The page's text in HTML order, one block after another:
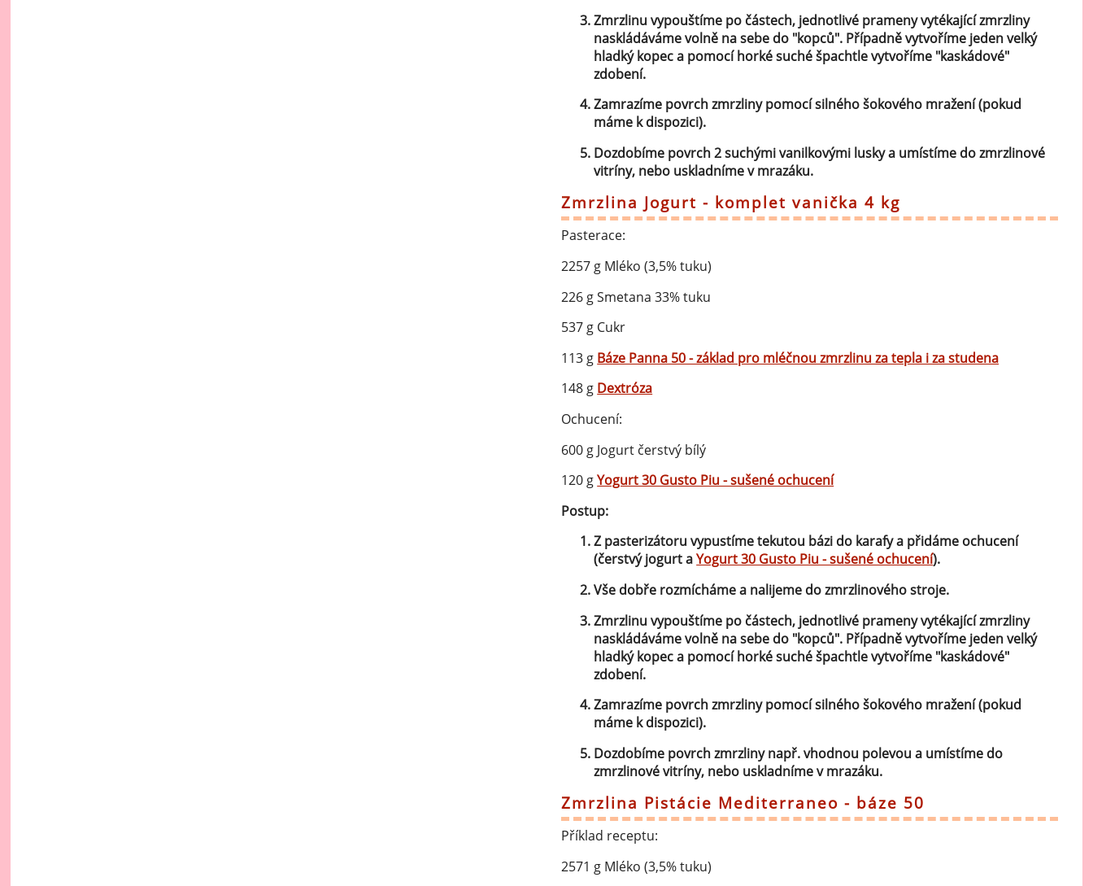
Zmrzlinu vypouštíme po částech, jednotlivé prameny vytékající zmrzliny
naskládáváme volně na sebe do "kopců". Případně vytvoříme jeden velký
hladký kopec a pomocí horké suché špachtle vytvoříme "kaskádové"
zdobení.
Zamrazíme povrch zmrzliny pomocí silného šokového mražení (pokud
máme k dispozici).
Dozdobíme povrch 2 suchými vanilkovými lusky a umístíme do zmrzlinové
vitríny, nebo uskladníme v mrazáku.
Zmrzlina Jogurt - komplet vanička 4 kg
Pasterace:
2257 g Mléko (3,5% tuku)
226 g Smetana 33% tuku
537 g Cukr
113 g Báze Panna 50 - základ pro mléčnou zmrzlinu za tepla i za studena
148 g Dextróza
Ochucení:
600 g Jogurt čerstvý bílý
120 gYogurt 30 Gusto Piu - sušené ochucení
Postup:
Z pasterizátoru vypustíme tekutou bázi do karafy a přidáme ochucení
(čerstvý jogurt aYogurt 30 Gusto Piu - sušené ochucení).
Vše dobře rozmícháme a nalijeme do zmrzlinového stroje.
Zmrzlinu vypouštíme po částech, jednotlivé prameny vytékající zmrzliny
naskládáváme volně na sebe do "kopců". Případně vytvoříme jeden velký
hladký kopec a pomocí horké suché špachtle vytvoříme "kaskádové"
zdobení.
Zamrazíme povrch zmrzliny pomocí silného šokového mražení (pokud
máme k dispozici).
Dozdobíme povrch zmrzliny např. vhodnou polevou a umístíme do
zmrzlinové vitríny, nebo uskladníme v mrazáku.
Zmrzlina Pistácie Mediterraneo - báze 50
Příklad receptu:
2571 g Mléko (3,5% tuku)